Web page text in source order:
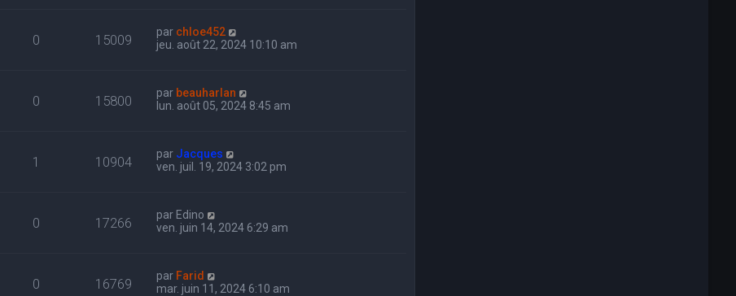
0 15009 par chloe452
jeu. août 22, 2024 10:10 am
0 15800 par beauharlan
lun. août 05, 2024 8:45 am
1 10904 par Jacques
ven. juil. 19, 2024 3:02 pm
0 17266 par Edino
ven. juin 14, 2024 6:29 am
0 16769 par Farid
mar. juin 11, 2024 6:10 am